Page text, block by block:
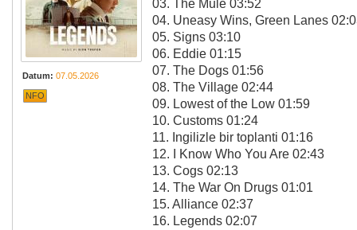
Datum: 07.05.2026
NFO
03. The Mule 03:52
04. Uneasy Wins, Green Lanes
05. Signs 03:10
06. Eddie 01:15
07. The Dogs 01:56
08. The Village 02:44
09. Lowest of the Low 01:59
10. Customs 01:24
11. Ingilizle bir toplanti 01:16
12. I Know Who You Are 02:43
13. Cogs 02:13
14. The War On Drugs 01:01
15. Alliance 02:37
16. Legends 02:07